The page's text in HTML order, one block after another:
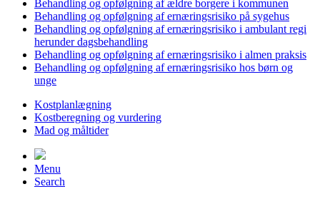
Behandling og opfølgning af ældre borgere i kommunen
Behandling og opfølgning af ernæringsrisiko på sygehus
Behandling og opfølgning af ernæringsrisiko i ambulant regi
herunder dagsbehandling
Behandling og opfølgning af ernæringsrisiko i almen praksis
Behandling og opfølgning af ernæringsrisiko hos børn og
unge
Kostplanlægning
Kostberegning og vurdering
Mad og måltider
Menu
Search